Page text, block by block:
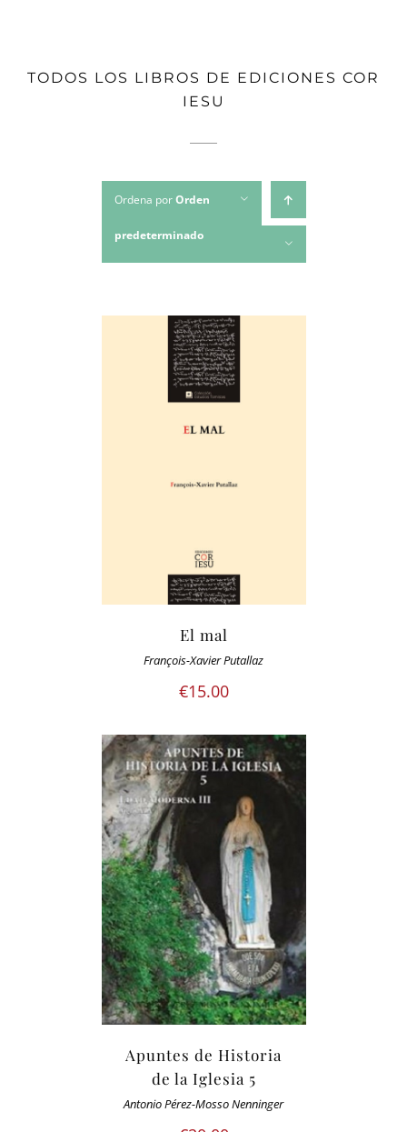
TODOS LOS LIBROS DE EDICIONES COR
IESU
Ordena porOrden
predeterminado
Mostrar24 productos
El mal
François-Xavier Putallaz
€15.00
Apuntes de Historia
de la Iglesia 5
Antonio Pérez-Mosso Nenninger